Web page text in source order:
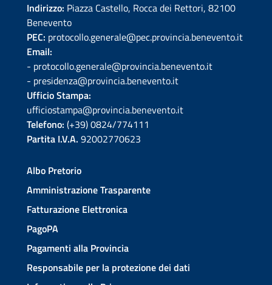
Indirizzo: Piazza Castello, Rocca dei Rettori, 82100
Benevento
PEC: protocollo.generale@pec.provincia.benevento.it
Email:
- protocollo.generale@provincia.benevento.it
- presidenza@provincia.benevento.it
Ufficio Stampa:
ufficiostampa@provincia.benevento.it
Telefono: (+39) 0824/774111
Partita I.V.A. 92002770623
Albo Pretorio
Amministrazione Trasparente
Fatturazione Elettronica
PagoPA
Pagamenti alla Provincia
Responsabile per la protezione dei dati